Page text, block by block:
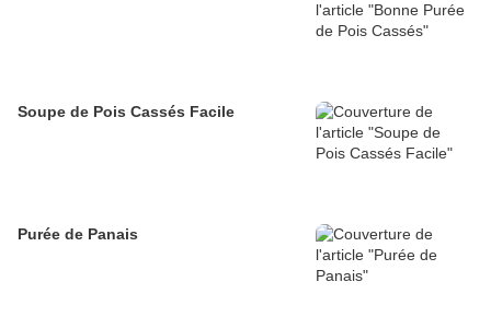
Soupe de Pois Cassés Facile
Purée de Panais